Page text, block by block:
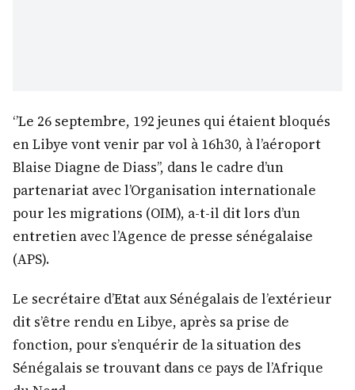
‘’Le 26 septembre, 192 jeunes qui étaient bloqués
en Libye vont venir par vol à 16h30, à l’aéroport
Blaise Diagne de Diass’’, dans le cadre d’un
partenariat avec l’Organisation internationale
pour les migrations (OIM), a-t-il dit lors d’un
entretien avec l’Agence de presse sénégalaise
(APS).
Le secrétaire d’Etat aux Sénégalais de l’extérieur
dit s’être rendu en Libye, après sa prise de
fonction, pour s’enquérir de la situation des
Sénégalais se trouvant dans ce pays de l’Afrique